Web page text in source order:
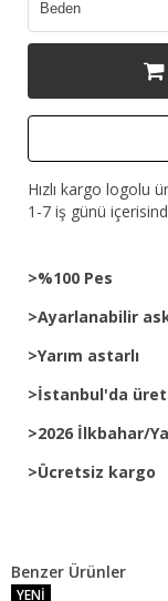
Hızlı kargo logolu
1-7 iş günü
>%100 Pes
>Ayarlanabilir
>Yarım astarlı
>İstanbul'da
>2026 İlkbahar/
>Ücretsiz kargo
Benzer Ürünler
YENI